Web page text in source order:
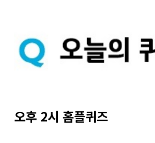
오후 2시 홈플퀴즈